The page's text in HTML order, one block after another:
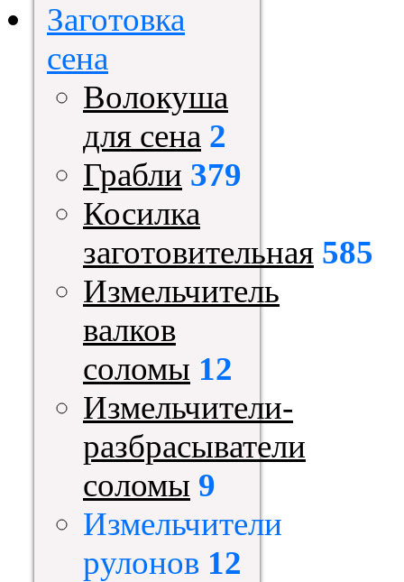
Заготовка
сена
Волокуша
для сена 2
Грабли 379
Косилка
заготовительная 585
Измельчитель
валков
соломы 12
Измельчители-
разбрасыватели
соломы 9
Измельчители
рулонов 12